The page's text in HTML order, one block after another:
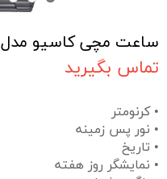
ساعت مچی کاسیو مدل A168WGG-1BDF
تماس بگیرید
• کرنومتر
• نور پس زمینه
• تاریخ
• نمایشگر روز هفته